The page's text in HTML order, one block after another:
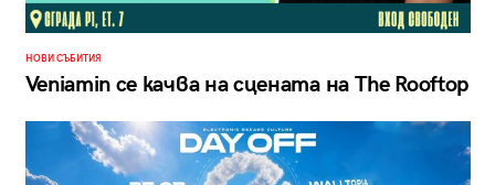
НОВИ СЪБИТИЯ
Veniamin се качва на сцената на The Rooftop